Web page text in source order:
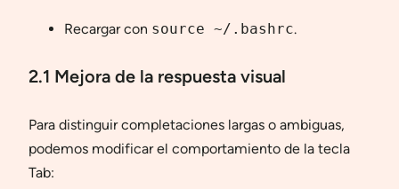
Recargar con source ~/.bashrc.
2.1 Mejora de la respuesta visual
Para distinguir completaciones largas o ambiguas,
podemos modificar el comportamiento de la tecla
Tab: